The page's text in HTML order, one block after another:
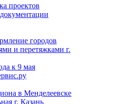
проектов
городов
и перетяжками г.
к 9 мая
в Менделеевске
г. Казань